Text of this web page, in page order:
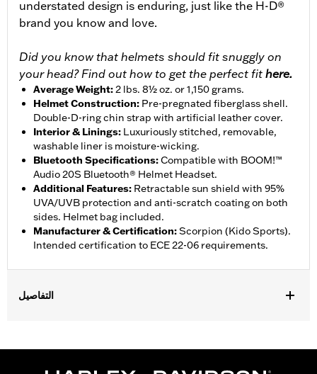
understated design is enduring, just like the H-D®
brand you know and love.
Did you know that helmets should fit snuggly on
your head? Find out how to get the perfect fit here.
Average Weight:2 lbs. 8½ oz. or 1,150 grams.
Helmet Construction: Pre-pregnated fiberglass shell.
Double-D-ring chin strap with artificial leather cover.
Interior & Linings: Luxuriously stitched, removable,
washable liner is moisture-wicking.
Bluetooth Specifications:Compatible with BOOM!™
Audio 20S Bluetooth® Helmet Headset.
Additional Features: Retractable sun shield with 95%
UVA/UVB protection and anti-scratch coating on both
sides. Helmet bag included.
Manufacturer & Certification:Scorpion (Kido Sports).
Intended certification to ECE 22-06 requirements.
التفاصيل
Functional Features:Removable Liner,Moisture Wicking